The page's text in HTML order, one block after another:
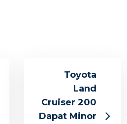
Toyota
Land
Cruiser 200
Dapat Minor